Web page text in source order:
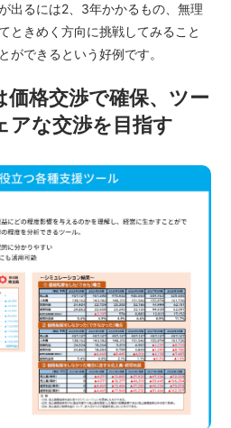
出るには2、3年かかるもの、無理
ときめく方向に挑戦してみること
ができるという好例です。
価格交渉で確保、ツー
アな交渉を目指す